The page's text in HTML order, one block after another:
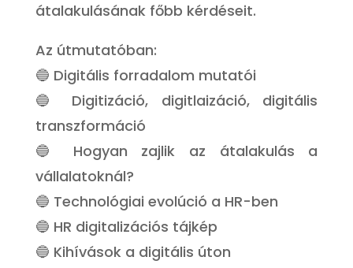
átalakulásának főbb kérdéseit.
Az útmutatóban:
🔵 Digitális forradalom mutatói
🔵 Digitizáció, digitlaizáció, digitális
transzformáció
🔵 Hogyan zajlik az átalakulás a
vállalatoknál?
🔵 Technológiai evolúció a HR-ben
🔵 HR digitalizációs tájkép
🔵 Kihívások a digitális úton